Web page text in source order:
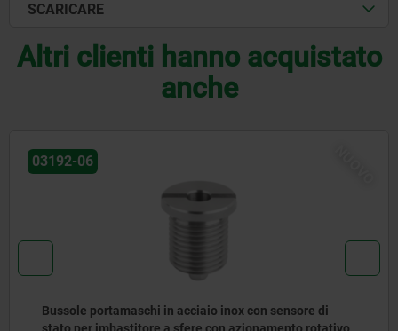
SCARICARE
Altri clienti hanno acquistato
anche
NUOVO
rotativo
Imbastitore a sfere con elevata resistenza